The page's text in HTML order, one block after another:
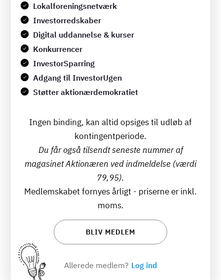
Lokalforeningsnetværk
Investorredskaber
Digital uddannelse & kurser
Konkurrencer
InvestorSparring
Adgang til InvestorUgen
Støtter aktionærdemokratiet
Ingen binding, kan altid opsiges til udløb af
kontingentperiode.
Du får også tilsendt seneste nummer af
magasinet Aktionæren ved indmeldelse (værdi
79,95).
Medlemskabet fornyes årligt - priserne er inkl.
moms.
BLIV MEDLEM
Allerede medlem? Log ind